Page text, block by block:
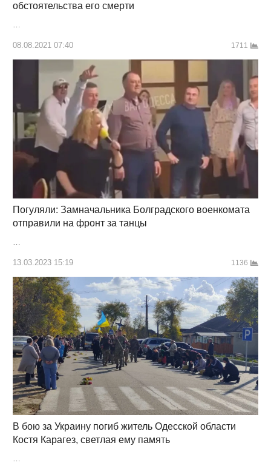
обстоятельства его смерти
…
08.08.2021 07:40 1711
Погуляли: Замначальника Болградского военкомата
отправили на фронт за танцы
13.03.2023 15:19 1136
В бою за Украину погиб житель Одесской области
Костя Карагез, светлая ему память
…